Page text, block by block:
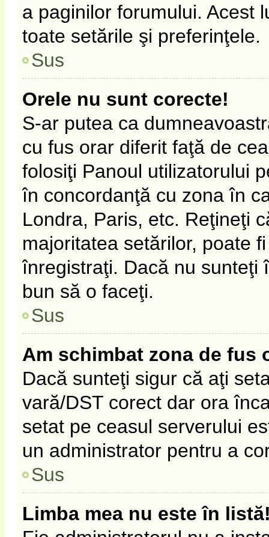
a paginilor forumului. Acest
toate setările şi preferinţele.
Sus
Orele nu sunt corecte!
S-ar putea ca
cu fus orar diferit faţă de
folosiţi Panoul utilizatorului
în concordanţă cu zona în
Londra, Paris, etc. Reţineţi
majoritatea setărilor, poate
înregistraţi. Dacă nu sunteţi
bun să o faceţi.
Sus
Am schimbat zona de fus
Dacă sunteţi sigur că aţi
vară/DST corect dar ora
setat pe ceasul serverului
un administrator pentru a
Sus
Limba mea nu este în